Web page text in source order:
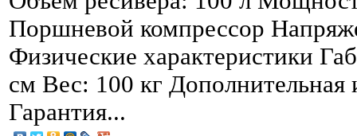
Поршневой компрессор
Физические характеристики
см Вес: 100 кг
Гарантия...